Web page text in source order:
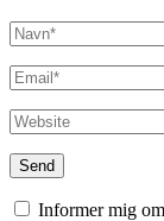
Informer mig